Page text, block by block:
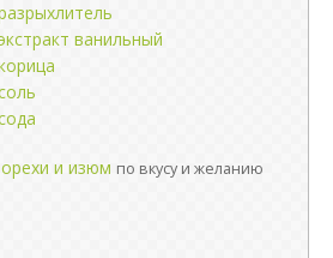
ванильный
и изюм по вкусу и желанию